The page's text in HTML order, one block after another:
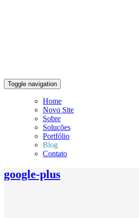
Toggle navigation
Home
Novo Site
Sobre
Soluções
Portfólio
Blog
Contato
google-plus